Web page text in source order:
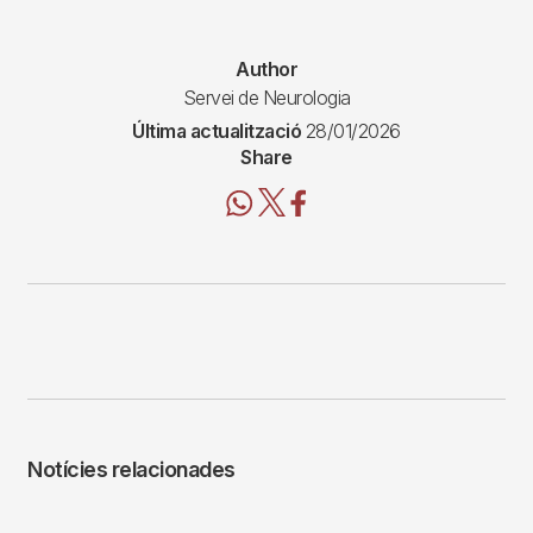
Author
Servei de Neurologia
Última actualització 28/01/2026
Share
Notícies relacionades